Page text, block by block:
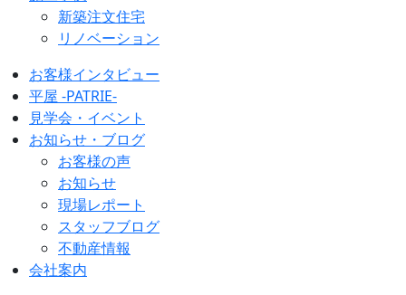
新築注文住宅
リノベーション
お客様インタビュー
平屋 -PATRIE-
見学会・イベント
お知らせ・ブログ
お客様の声
お知らせ
現場レポート
スタッフブログ
不動産情報
会社案内